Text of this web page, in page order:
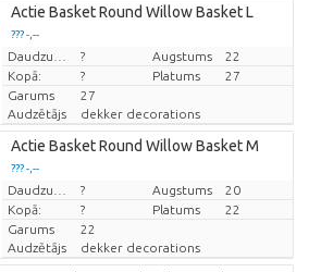
Actie Basket Round Willow Basket L
??? -,--
Cena par vienību
? Augstums
22
Kopā:
? Platums
27
Garums
27
Audzētājs
dekker decorations
Actie Basket Round Willow Basket M
??? -,--
Cena par vienību
? Augstums
20
Kopā:
? Platums
22
Garums
22
Audzētājs
dekker decorations